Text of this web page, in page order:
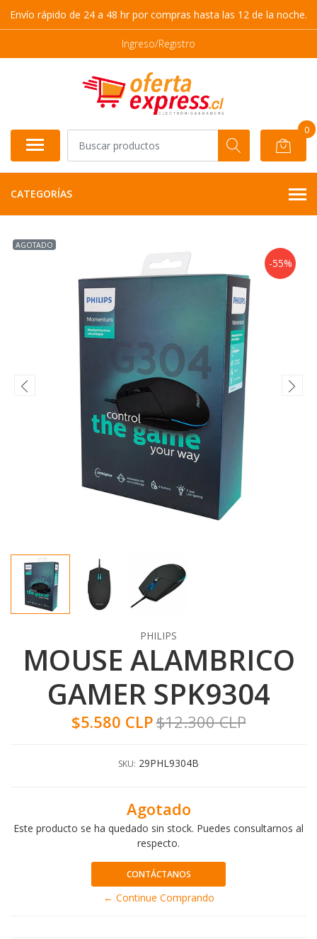
Envío rápido de 24 a 48 hr por compras hasta las 12 de la noche.
Ingreso/Registro
0
CATEGORÍAS
AGOTADO
-55%
PHILIPS
MOUSE ALAMBRICO
GAMER SPK9304
$5.580 CLP$12.300 CLP
SKU: 29PHL9304B
Agotado
Este producto se ha quedado sin stock. Puedes consultarnos al
respecto.
CONTÁCTANOS
← Continue Comprando